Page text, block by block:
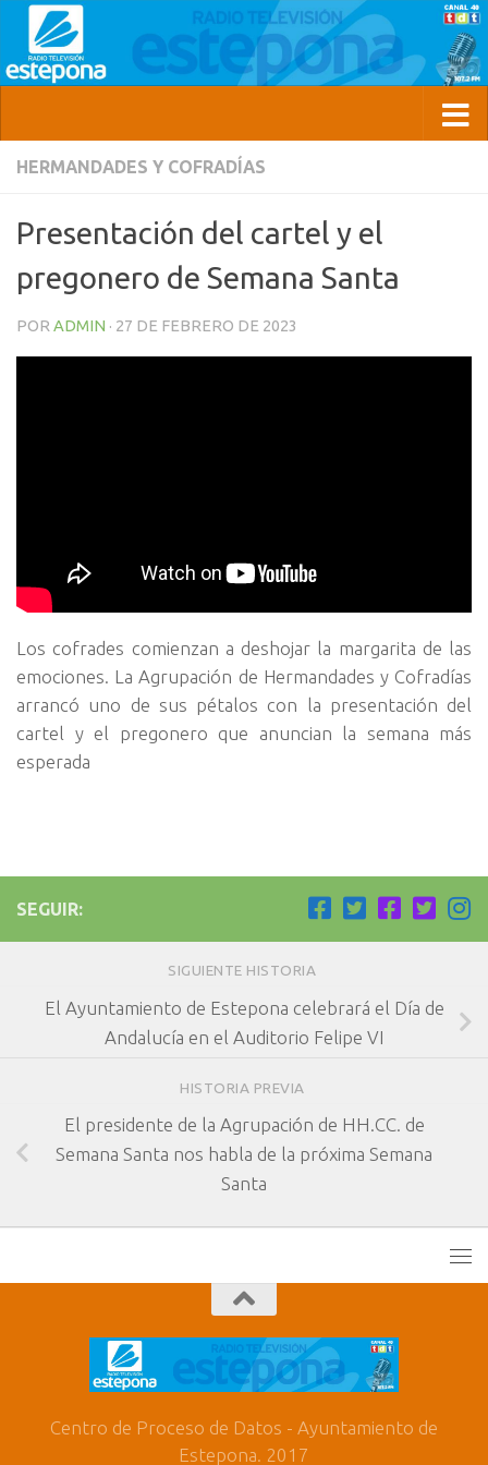
HERMANDADES Y COFRADÍAS
Presentación del cartel y el
pregonero de Semana Santa
POR ADMIN · 27 DE FEBRERO DE 2023
Los cofrades comienzan a deshojar la margarita de las
emociones. La Agrupación de Hermandades y Cofradías
arrancó uno de sus pétalos con la presentación del
cartel y el pregonero que anuncian la semana más
esperada
SEGUIR:
SIGUIENTE HISTORIA
El Ayuntamiento de Estepona celebrará el Día de
Andalucía en el Auditorio Felipe VI
HISTORIA PREVIA
El presidente de la Agrupación de HH.CC. de
Semana Santa nos habla de la próxima Semana
Santa
Centro de Proceso de Datos - Ayuntamiento de
Estepona. 2017